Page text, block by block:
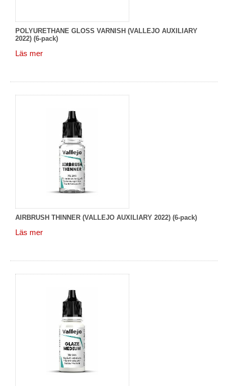
POLYURETHANE GLOSS VARNISH (VALLEJO AUXILIARY
2022) (6-pack)
Läs mer
AIRBRUSH THINNER (VALLEJO AUXILIARY 2022) (6-pack)
Läs mer